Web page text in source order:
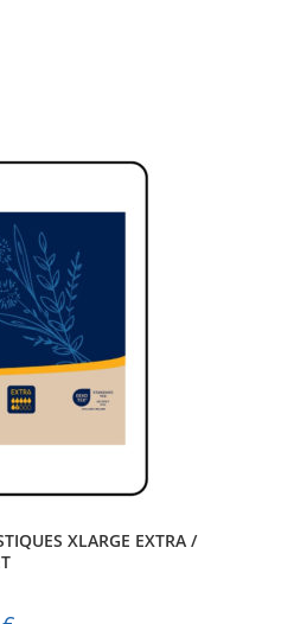
XLARGE EXTRA /